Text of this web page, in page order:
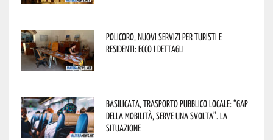
Policoro, nuovi servizi per turisti e
residenti: ecco i dettagli
Basilicata, trasporto pubblico locale: “Gap
della mobilità, serve una svolta”. La
situazione